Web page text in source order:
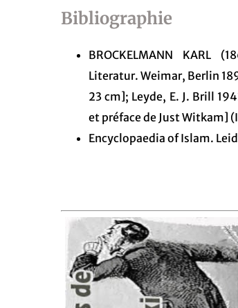
Bibliographie
BROCKELMANN KARL
Literatur. Weimar, Berlin
23 cm]; Leyde, E. J. Brill
et préface de Just Witkam]
Encyclopaedia of Islam.